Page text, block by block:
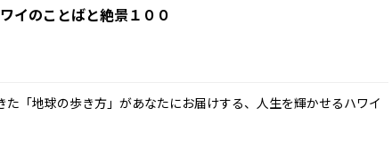
イのことばと絶景１００
た「地球の歩き方」があなたにお届けする、人生を輝かせるハワイ